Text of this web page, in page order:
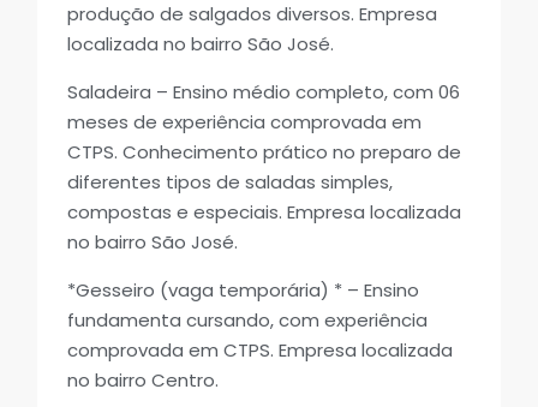
produção de salgados diversos. Empresa
localizada no bairro São José.
Saladeira – Ensino médio completo, com 06
meses de experiência comprovada em
CTPS. Conhecimento prático no preparo de
diferentes tipos de saladas simples,
compostas e especiais. Empresa localizada
no bairro São José.
*Gesseiro (vaga temporária) * – Ensino
fundamenta cursando, com experiência
comprovada em CTPS. Empresa localizada
no bairro Centro.